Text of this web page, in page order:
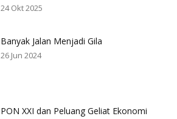
24 Okt 2025
Banyak Jalan Menjadi Gila
26 Jun 2024
PON XXI dan Peluang Geliat Ekonomi